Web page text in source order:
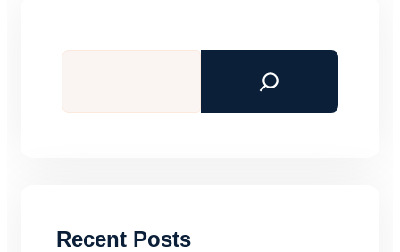
Tìm
Recent Posts